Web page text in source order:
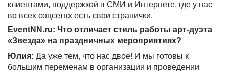
клиентами, поддержкой в СМИ и Интернете, где у нас
во всех соцсетях есть свои странички.
EventNN.ru: Что отличает стиль работы арт-дуэта
«Звезда» на праздничных мероприятиях?
Юлия: Да уже тем, что нас двое! И мы готовы к
большим переменам в организации и проведении